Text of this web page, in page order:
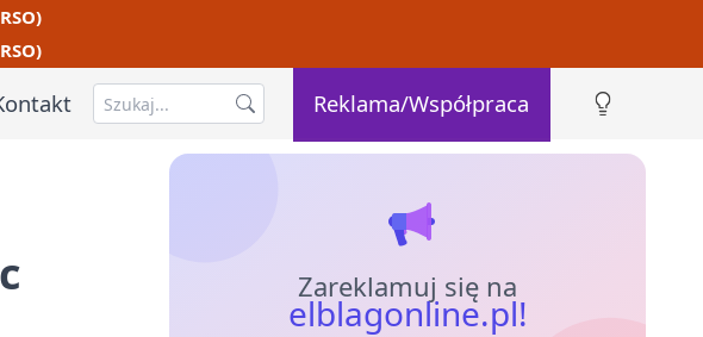
Reklama/Współpraca
Zareklamuj się na
elblagonline.pl!